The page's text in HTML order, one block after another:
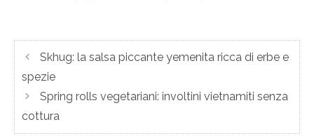
Skhug: la salsa piccante yemenita ricca di erbe e
spezie
Spring rolls vegetariani: involtini vietnamiti senza
cottura